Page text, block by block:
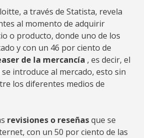
a través de Statista, revela
al momento de adquirir
o producto, donde uno de los
y con un 46 por ciento de
de la mercancía , es decir, el
introduce al mercado, esto sin
los diferentes medios de
revisiones o reseñasque se
con un 50 por ciento de las